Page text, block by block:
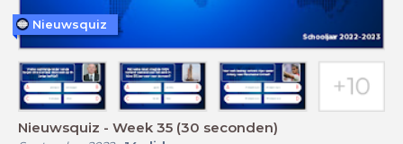
Nieuwsquiz - Week 35 (30 seconden)
Nieuwsquiz